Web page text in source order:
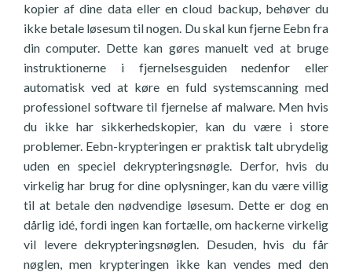
kopier af dine data eller en cloud backup, behøver du
ikke betale løsesum til nogen. Du skal kun fjerne Eebn fra
din computer. Dette kan gøres manuelt ved at bruge
instruktionerne i fjernelsesguiden nedenfor eller
automatisk ved at køre en fuld systemscanning med
professionel software til fjernelse af malware. Men hvis
du ikke har sikkerhedskopier, kan du være i store
problemer. Eebn-krypteringen er praktisk talt ubrydelig
uden en speciel dekrypteringsnøgle. Derfor, hvis du
virkelig har brug for dine oplysninger, kan du være villig
til at betale den nødvendige løsesum. Dette er dog en
dårlig idé, fordi ingen kan fortælle, om hackerne virkelig
vil levere dekrypteringsnøglen. Desuden, hvis du får
nøglen, men krypteringen ikke kan vendes med den